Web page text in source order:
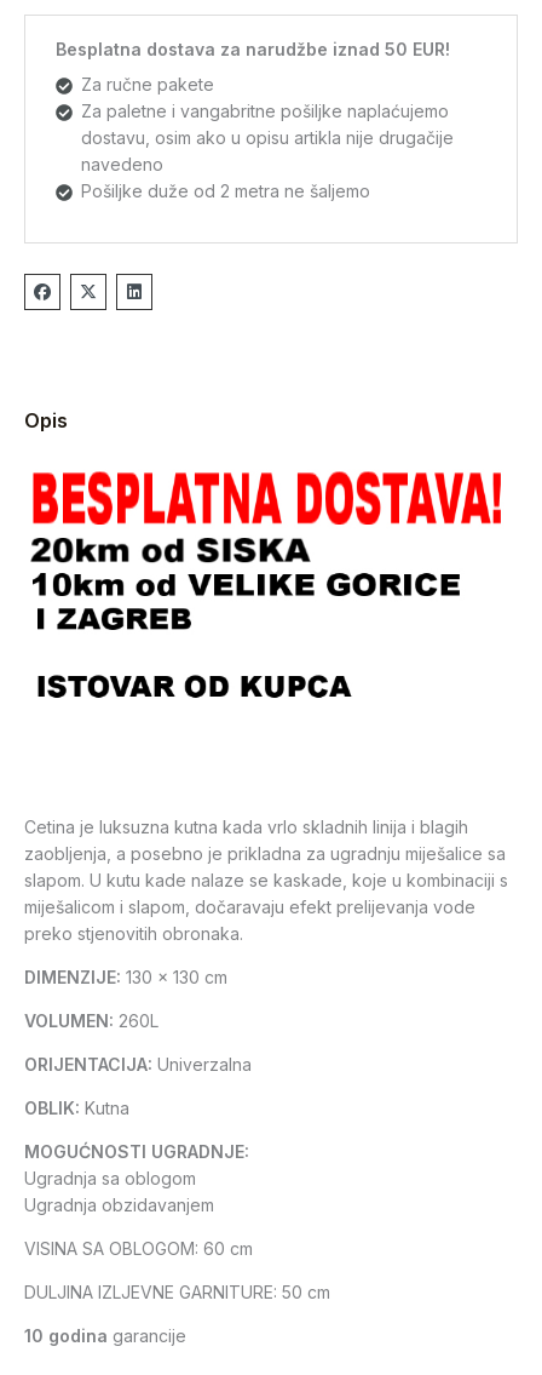
Besplatna dostava za narudžbe iznad 50 EUR!
Za ručne pakete
Za paletne i vangabritne pošiljke naplaćujemo
dostavu, osim ako u opisu artikla nije drugačije
navedeno
Pošiljke duže od 2 metra ne šaljemo
Opis
Cetina je luksuzna kutna kada vrlo skladnih linija i blagih
zaobljenja, a posebno je prikladna za ugradnju miješalice sa
slapom. U kutu kade nalaze se kaskade, koje u kombinaciji s
miješalicom i slapom, dočaravaju efekt prelijevanja vode
preko stjenovitih obronaka.
DIMENZIJE: 130 x 130 cm
VOLUMEN: 260L
ORIJENTACIJA: Univerzalna
OBLIK: Kutna
MOGUĆNOSTI UGRADNJE:
Ugradnja sa oblogom
Ugradnja obzidavanjem
VISINA SA OBLOGOM: 60 cm
DULJINA IZLJEVNE GARNITURE: 50 cm
10 godina garancije